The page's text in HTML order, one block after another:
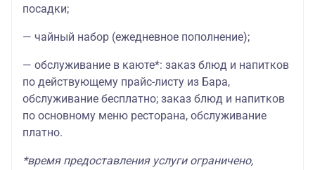
посадки;
— чайный набор (ежедневное пополнение);
— обслуживание в каюте*: заказ блюд и напитков
по действующему прайс-листу из Бара,
обслуживание бесплатно; заказ блюд и напитков
по основному меню ресторана, обслуживание
платно.
*время предоставления услуги ограничено,